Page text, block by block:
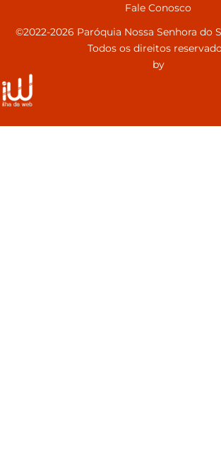
Fale Conosco
©2022-2026 Paróquia Nossa Senhora do
Todos os direitos
by